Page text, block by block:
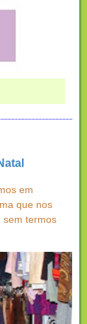
em
que nos
sem termos